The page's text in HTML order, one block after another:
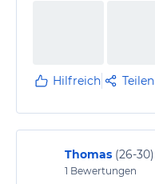
Hilfreich Teilen
Thomas (26-30)
1 Bewertungen